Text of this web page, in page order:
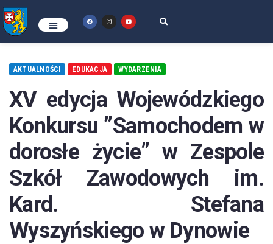
AKTUALNOŚCI EDUKACJA WYDARZENIA
XV edycja Wojewódzkiego
Konkursu ”Samochodem w
dorosłe życie” w Zespole
Szkół Zawodowych im.
Kard. Stefana
Wyszyńskiego w Dynowie